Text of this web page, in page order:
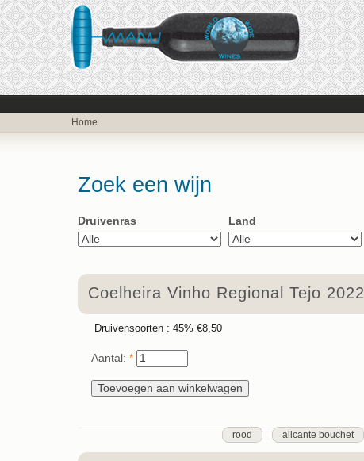
Home
Zoek een wijn
Druivenras Land
Coelheira Vinho Regional Tejo 2022
Druivensoorten : 45% €8,50
Aantal: *
rood alicante bouchet